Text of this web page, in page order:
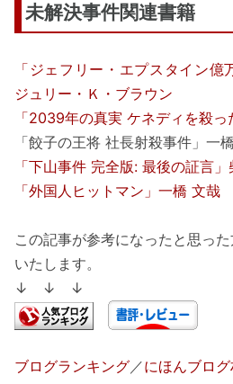
未解決事件関連書籍
「ジェフリー・エプスタイン億
ジュリー・Ｋ・ブラウン
「2039年の真実 ケネディを殺
「餃子の王将 社長射殺事件」一
「下山事件 完全版: 最後の証言
「外国人ヒットマン」一橋 文哉
この記事が参考になったと思った
いたします。
↓ ↓ ↓
ブログランキング／にほんブロ